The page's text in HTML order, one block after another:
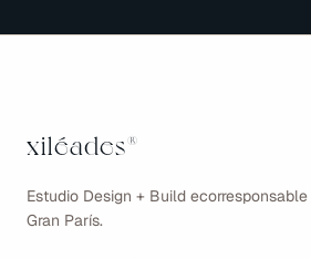
xiléades ®
Estudio Design + Build
Gran París.